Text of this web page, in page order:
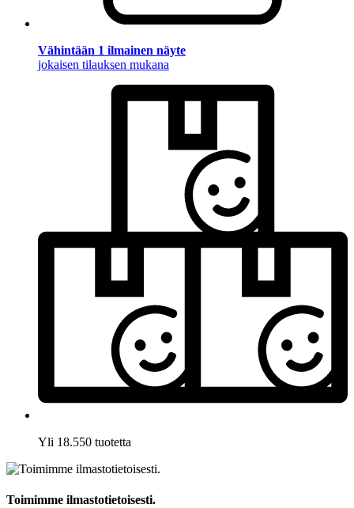
Vähintään 1 ilmainen näyte
jokaisen tilauksen mukana
Yli 18.550 tuotetta
Toimimme ilmastotietoisesti.